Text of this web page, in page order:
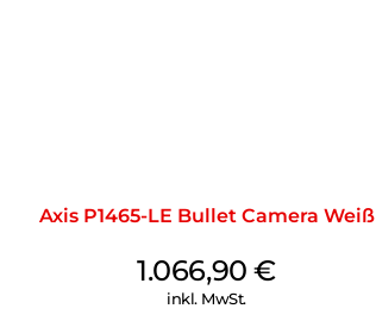
Axis P1465-LE Bullet Camera Weiß
1.066,90€
inkl. MwSt.